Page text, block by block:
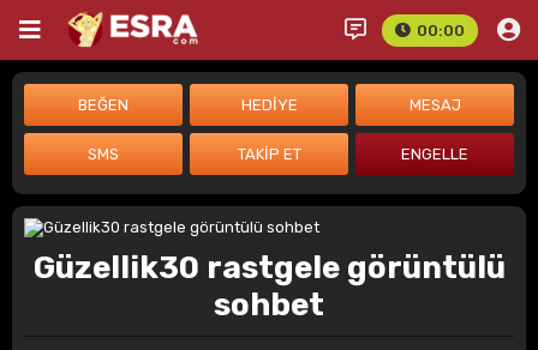
00:00
Güzellik30 rastgele görüntülü
sohbet